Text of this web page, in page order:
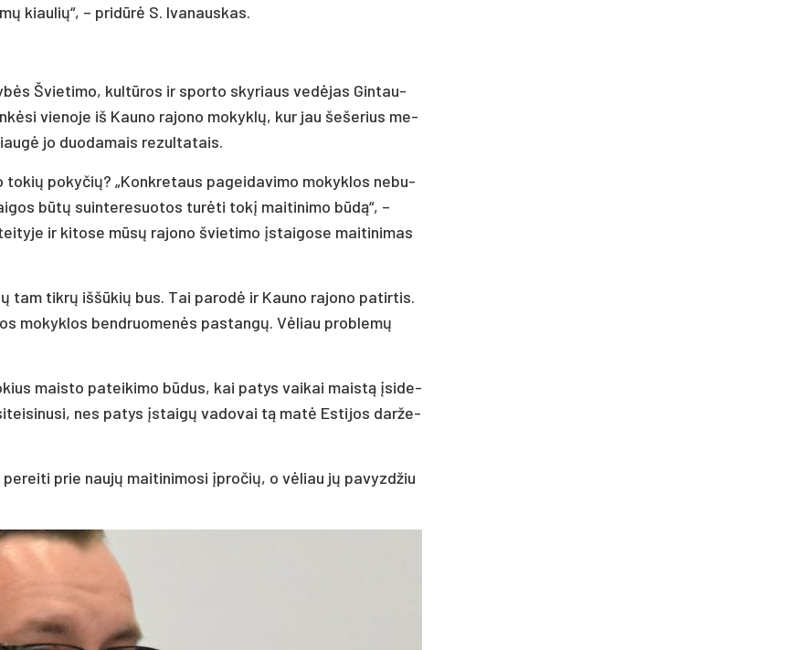
kiau­lių“, – pri­dūrė S. Iva­naus­kas.
Švie­ti­mo, kultū­ros ir spor­to sky­riaus vedė­jas Gin­tau­
vie­no­je iš Kau­no ra­jo­no mo­kyklų, kur jau še­še­rius me­
jo duo­da­mais re­zul­ta­tais.
po­ky­čių? „Konk­re­taus pa­gei­da­vi­mo mo­kyk­los ne­bu­
būtų suin­te­re­suo­tos turė­ti tokį mai­ti­ni­mo būdą“, –
ir ki­to­se mūsų ra­jo­no švie­ti­mo įstai­go­se mai­ti­ni­mas
tam tikrų iššū­kių bus. Tai pa­rodė ir Kau­no ra­jo­no pa­tir­tis.
mo­kyk­los bend­ruo­menės pa­stangų. Vėliau pro­blemų
mais­to pa­tei­ki­mo būdus, kai pa­tys vai­kai maistą įsi­de­
nes pa­tys įstaigų va­do­vai tą matė Es­ti­jos dar­že­
prie naujų mai­ti­ni­mo­si įpro­čių, o vėliau jų pa­vyzd­žiu